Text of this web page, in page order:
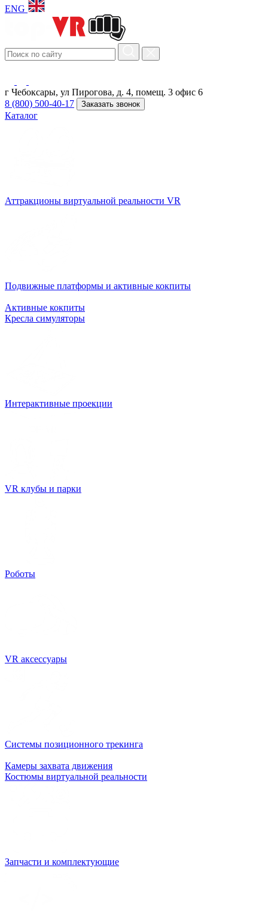
ENG
г Чебоксары, ул Пирогова, д. 4, помещ. 3 офис 6
8 (800) 500-40-17
Заказать звонок
Каталог
Аттракционы виртуальной реальности VR
Подвижные платформы и активные кокпиты
Активные кокпиты
Кресла симуляторы
Интерактивные проекции
VR клубы и парки
Роботы
VR аксессуары
Системы позиционного трекинга
Камеры захвата движения
Костюмы виртуальной реальности
Запчасти и комплектующие